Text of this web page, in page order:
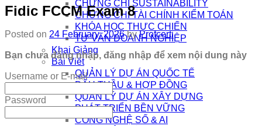
CHỨNG CHỈ SUSTAINABILITY
CHỨNG CHỈ TÀI CHÍNH KIỂM TOÁN
KHÓA HỌC THỰC CHIẾN
TƯ VẤN DOANH NGHIỆP
Khai Giảng
Bài Viết
QUẢN LÝ DỰ ÁN QUỐC TẾ
ĐẤU THẦU & HỢP ĐỒNG
QUẢN LÝ DỰ ÁN XÂY DỰNG
PHÁT TRIỂN BỀN VỮNG
CÔNG NGHỆ SỐ & AI
Fidic FCCM Exam 8
Posted on 24 February, 2026 byProfcerti
Bạn chưa đăng nhập, đăng nhập để xem nội dung này
Username or E-mail
Password